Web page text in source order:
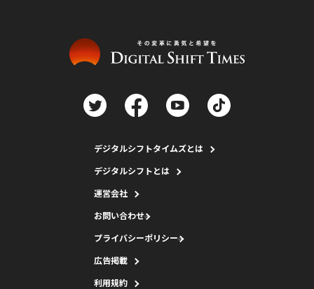
デジタルシフトタイムズとは
デジタルシフトとは
運営会社
お問い合わせ
プライバシーポリシー
広告掲載
利用規約